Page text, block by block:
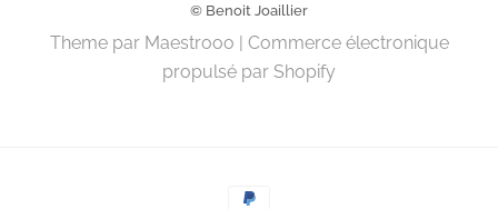
© Benoit Joaillier
Theme par Maestrooo | Commerce électronique
propulsé par Shopify